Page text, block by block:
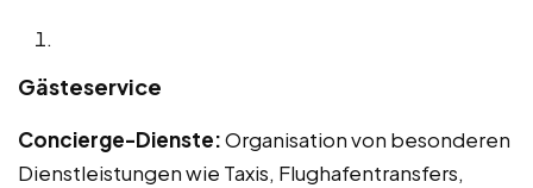
Gästeservice
Concierge-Dienste:Organisation von besonderen
Dienstleistungen wie Taxis, Flughafentransfers,